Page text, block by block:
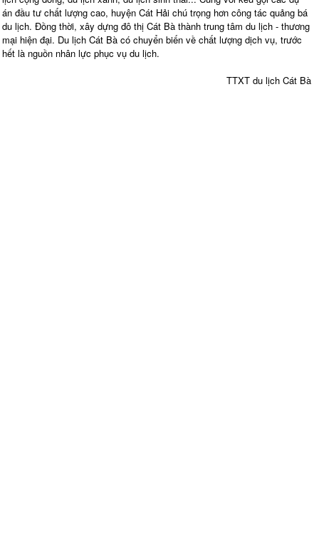
án đầu tư chất lượng cao, huyện Cát Hải chú trọng hơn công tác quảng bá
du lịch. Đồng thời, xây dựng đô thị Cát Bà thành trung tâm du lịch - thương
mại hiện đại. Du lịch Cát Bà có chuyển biến về chất lượng dịch vụ, trước
hết là nguồn nhân lực phục vụ du lịch.
TTXT du lịch Cát Bà